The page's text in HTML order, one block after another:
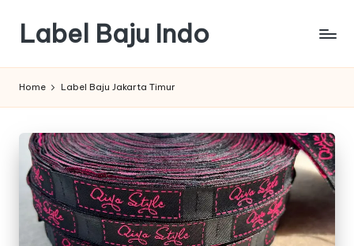
content
Label Baju Indo
Home Label Baju Jakarta Timur